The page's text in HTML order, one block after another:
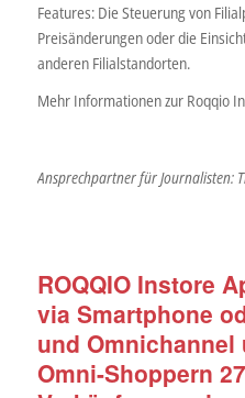
Features: Die Steuerung von
Preisänderungen oder die
anderen Filialstandorten.
Mehr Informationen zur Roqqio
Ansprechpartner für Journalisten:
ROQQIO Instore
via Smartphone
und
Omni-Shoppern